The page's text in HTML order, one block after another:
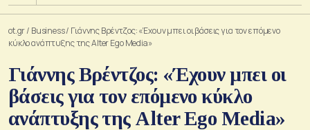
ot.gr/ Business/ Γιάννης Βρέντζος: «Έχουν μπει οι βάσεις για τον επόμενο
κύκλο ανάπτυξης της Alter Ego Media»
Γιάννης Βρέντζος: «Έχουν μπει οι
βάσεις για τον επόμενο κύκλο
ανάπτυξης της Alter Ego Media»